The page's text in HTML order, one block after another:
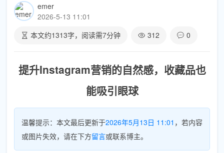
emer
2026-5-13 11:01
本文约1313字，阅读需7分钟 312 0
提升Instagram营销的自然感，收藏品也
能吸引眼球
温馨提示：本文最后更新于2026年5月13日 11:01 ，若内容
或图片失效，请在下方留言或联系博主。